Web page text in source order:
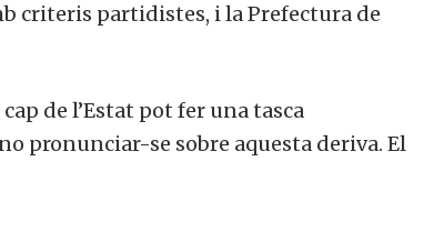
criteris partidistes, i la Prefectura de
de l’Estat pot fer una tasca
pronunciar-se sobre aquesta deriva. El